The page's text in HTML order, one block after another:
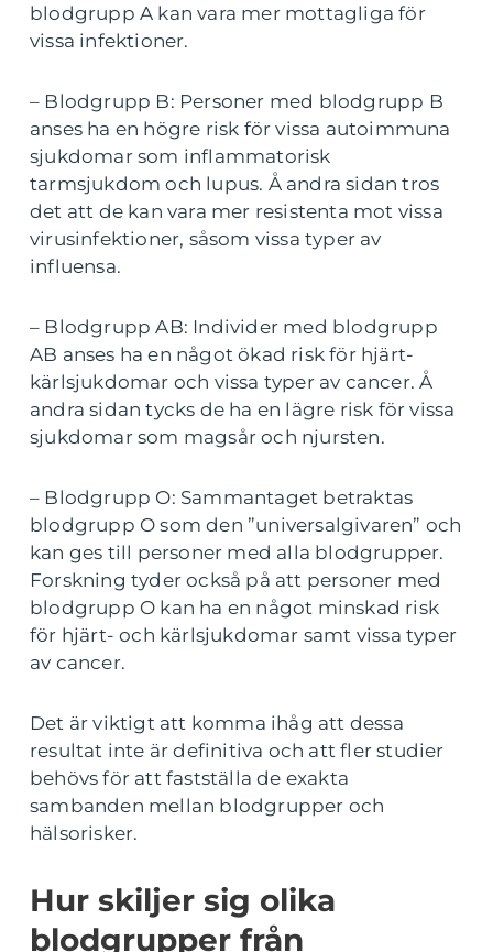
blodgrupp A kan vara mer mottagliga för
vissa infektioner.
– Blodgrupp B: Personer med blodgrupp B
anses ha en högre risk för vissa autoimmuna
sjukdomar som inflammatorisk
tarmsjukdom och lupus. Å andra sidan tros
det att de kan vara mer resistenta mot vissa
virusinfektioner, såsom vissa typer av
influensa.
– Blodgrupp AB: Individer med blodgrupp
AB anses ha en något ökad risk för hjärt-
kärlsjukdomar och vissa typer av cancer. Å
andra sidan tycks de ha en lägre risk för vissa
sjukdomar som magsår och njursten.
– Blodgrupp O: Sammantaget betraktas
blodgrupp O som den ”universalgivaren” och
kan ges till personer med alla blodgrupper.
Forskning tyder också på att personer med
blodgrupp O kan ha en något minskad risk
för hjärt- och kärlsjukdomar samt vissa typer
av cancer.
Det är viktigt att komma ihåg att dessa
resultat inte är definitiva och att fler studier
behövs för att fastställa de exakta
sambanden mellan blodgrupper och
hälsorisker.
Hur skiljer sig olika
blodgrupper från